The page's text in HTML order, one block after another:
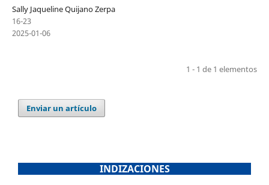
Sally Jaqueline Quijano Zerpa
16-23
2025-01-06
1 - 1 de 1 elementos
Enviar un artículo
INDIZACIONES